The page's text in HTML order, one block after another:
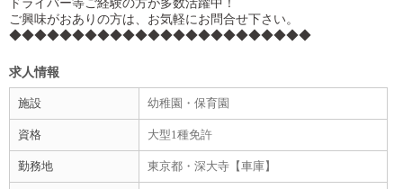
ご興味がおありの方は、お気軽にお問合せ下さい。
◆◆◆◆◆◆◆◆◆◆◆◆◆◆◆◆◆◆◆◆◆◆◆◆
求人情報
施設 幼稚園・保育園
資格 大型1種免許
勤務地 東京都・深大寺【車庫】